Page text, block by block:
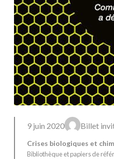
9 juin 2020 Billet
Crises biologiques et
Bibliothèque et papiers de